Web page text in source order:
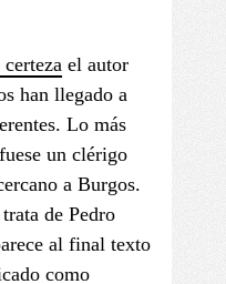
certeza el autor
han llegado a
Lo más
un clérigo
a Burgos.
de Pedro
al final texto
como